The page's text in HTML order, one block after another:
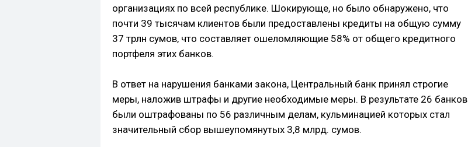
организациях по всей республике. Шокирующе, но было обнаружено, что
почти 39 тысячам клиентов были предоставлены кредиты на общую сумму
37 трлн сумов, что составляет ошеломляющие 58% от общего кредитного
портфеля этих банков.
В ответ на нарушения банками закона, Центральный банк принял строгие
меры, наложив штрафы и другие необходимые меры. В результате 26 банков
были оштрафованы по 56 различным делам, кульминацией которых стал
значительный сбор вышеупомянутых 3,8 млрд. сумов.